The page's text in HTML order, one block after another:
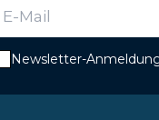
Newsletter-